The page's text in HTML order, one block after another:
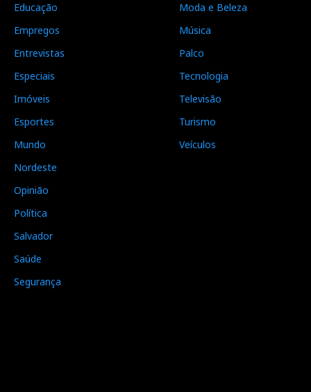
Educação
Empregos
Entrevistas
Especiais
Imóveis
Esportes
Mundo
Nordeste
Opinião
Política
Salvador
Saúde
Segurança
Moda e Beleza
Música
Palco
Tecnologia
Televisão
Turismo
Veículos